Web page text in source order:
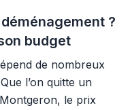
?
budget
de nombreux
l’on quitte un
le prix